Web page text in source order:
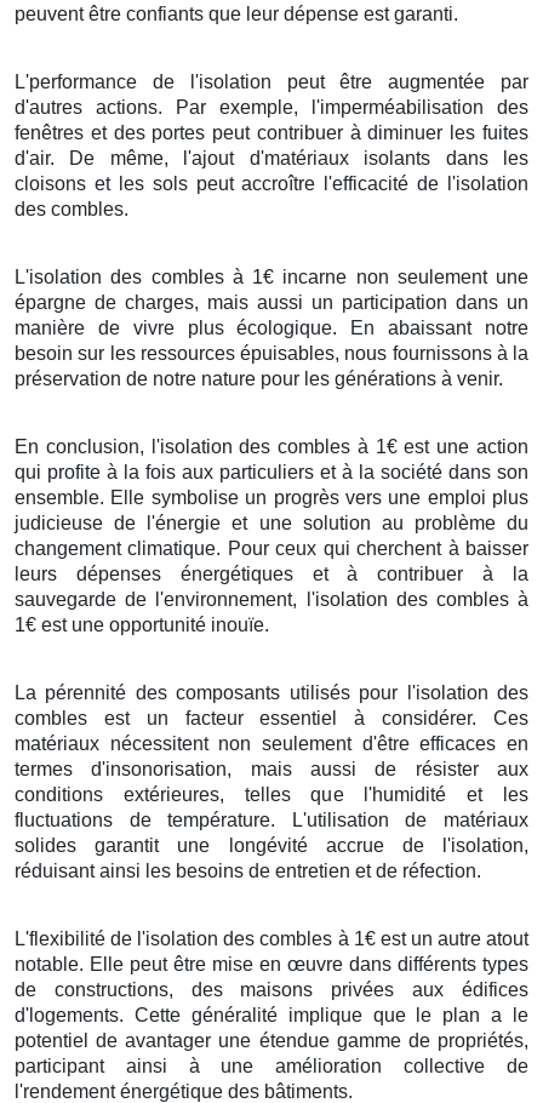
peuvent être confiants que leur dépense est garanti.
L'performance de l'isolation peut être augmentée par
d'autres actions. Par exemple, l'imperméabilisation des
fenêtres et des portes peut contribuer à diminuer les fuites
d'air. De même, l'ajout d'matériaux isolants dans les
cloisons et les sols peut accroître l'efficacité de l'isolation
des combles.
L'isolation des combles à 1€ incarne non seulement une
épargne de charges, mais aussi un participation dans un
manière de vivre plus écologique. En abaissant notre
besoin sur les ressources épuisables, nous fournissons à la
préservation de notre nature pour les générations à venir.
En conclusion, l'isolation des combles à 1€ est une action
qui profite à la fois aux particuliers et à la société dans son
ensemble. Elle symbolise un progrès vers une emploi plus
judicieuse de l'énergie et une solution au problème du
changement climatique. Pour ceux qui cherchent à baisser
leurs dépenses énergétiques et à contribuer à la
sauvegarde de l'environnement, l'isolation des combles à
1€ est une opportunité inouïe.
La pérennité des composants utilisés pour l'isolation des
combles est un facteur essentiel à considérer. Ces
matériaux nécessitent non seulement d'être efficaces en
termes d'insonorisation, mais aussi de résister aux
conditions extérieures, telles que l'humidité et les
fluctuations de température. L'utilisation de matériaux
solides garantit une longévité accrue de l'isolation,
réduisant ainsi les besoins de entretien et de réfection.
L'flexibilité de l'isolation des combles à 1€ est un autre atout
notable. Elle peut être mise en œuvre dans différents types
de constructions, des maisons privées aux édifices
d'logements. Cette généralité implique que le plan a le
potentiel de avantager une étendue gamme de propriétés,
participant ainsi à une amélioration collective de
l'rendement énergétique des bâtiments.